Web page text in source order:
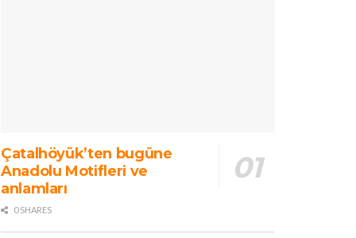
Çatalhöyük’ten bugüne
Anadolu Motifleri ve
anlamları
0 SHARES